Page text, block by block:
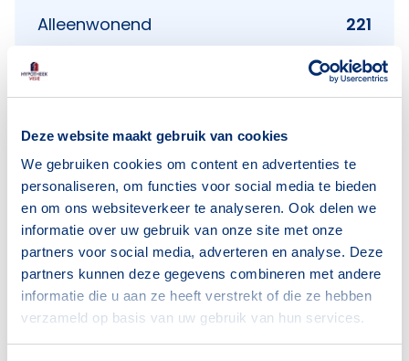
Deze website maakt gebruik van cookies
We gebruiken cookies om content en advertenties te
personaliseren, om functies voor social media te bieden
en om ons websiteverkeer te analyseren. Ook delen we
informatie over uw gebruik van onze site met onze
partners voor social media, adverteren en analyse. Deze
partners kunnen deze gegevens combineren met andere
informatie die u aan ze heeft verstrekt of die ze hebben
verzameld op basis van uw gebruik van hun services.
Alleenwonend
221
111
Gezin met kinderen
74
Voorzieningen in Kop van Oost
Deze wijk heeft het allemaal voor je. Zo vind je
er: